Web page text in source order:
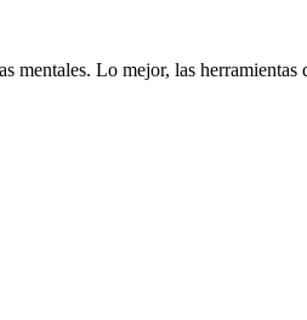
mentales. Lo mejor, las